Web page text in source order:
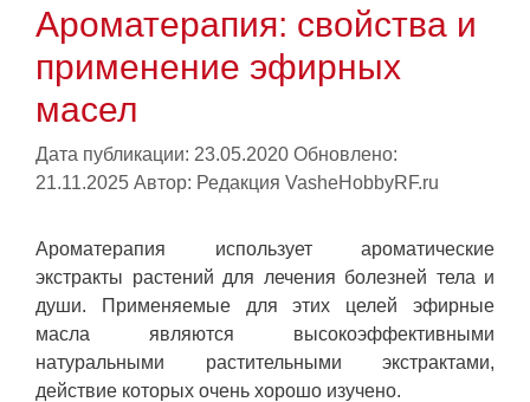
Ароматерапия: свойства и
применение эфирных
масел
Дата публикации: 23.05.2020 Обновлено:
21.11.2025 Автор: Редакция VasheHobbyRF.ru
Ароматерапия использует ароматические
экстракты растений для лечения болезней тела и
души. Применяемые для этих целей эфирные
масла являются высокоэффективными
натуральными растительными экстрактами,
действие которых очень хорошо изучено.